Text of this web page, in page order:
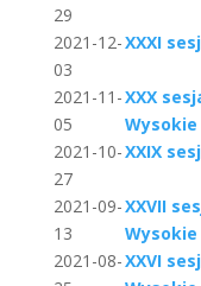
29
2021-12-
03
XXXI
2021-11-
05
XXX
Wysokie
2021-10-
27
XXIX
2021-09-
13
XXVII
Wysokie
2021-08-XXVI